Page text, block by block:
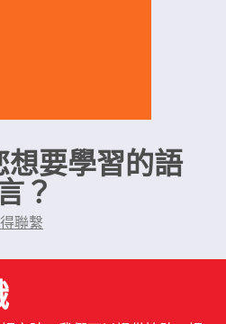
想要學習的語
？
聯繫